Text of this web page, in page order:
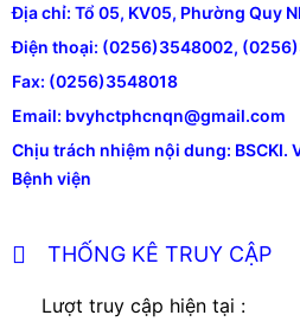
Địa chỉ: Tổ 05, KV05, Phường Quy
Điện thoại: (0256)3548002,
Fax: (0256)3548018
Email: bvyhctphcnqn@gmail.com
Chịu trách nhiệm nội dung: BSCKI.
Bệnh viện
THỐNG KÊ TRUY CẬP
Lượt truy cập hiện tại :